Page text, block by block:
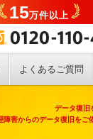
15万件以上
よくあるご質問
データ復旧
障害からのデータ復旧を